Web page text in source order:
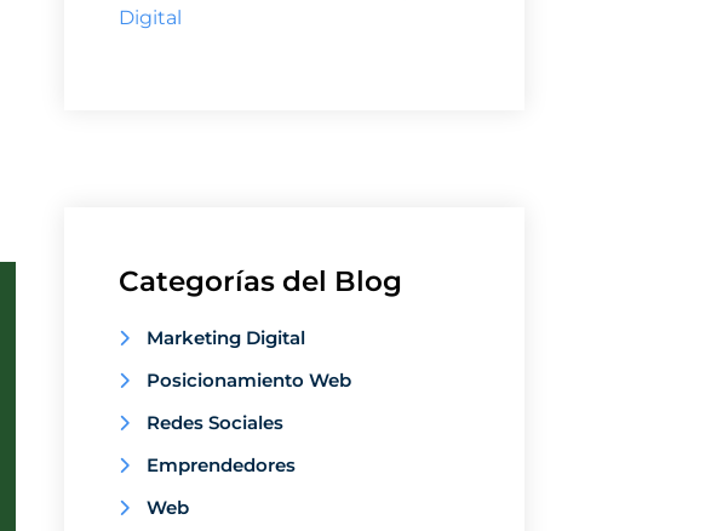
Digital
Categorías del Blog
Marketing Digital
Posicionamiento Web
Redes Sociales
Emprendedores
Web